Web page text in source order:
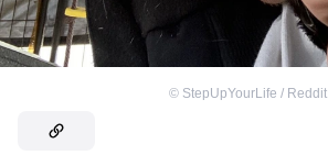
© StepUpYourLife / Reddit